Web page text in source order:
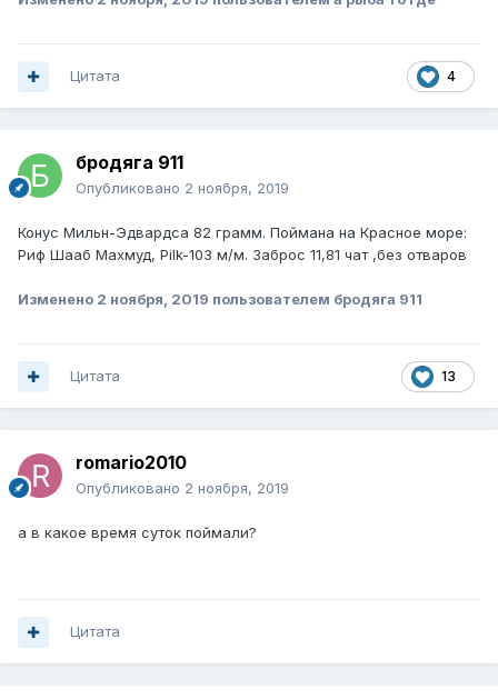
4
Цитата
бродяга 911
Опубликовано 2 ноября, 2019
Конус Мильн-Эдвардса 82 грамм. Поймана на Красное море:
Риф Шааб Махмуд, Pilk-103 м/м. Заброс 11,81 чат ,без отваров
Изменено 2 ноября, 2019 пользователем бродяга 911
13
Цитата
romario2010
Опубликовано 2 ноября, 2019
а в какое время суток поймали?
Цитата